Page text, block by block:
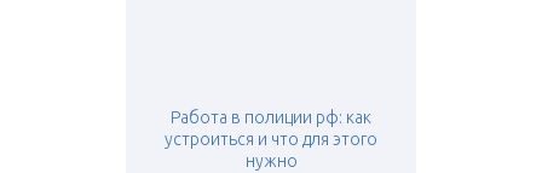
Работа в полиции рф: как
устроиться и что для этого
нужно